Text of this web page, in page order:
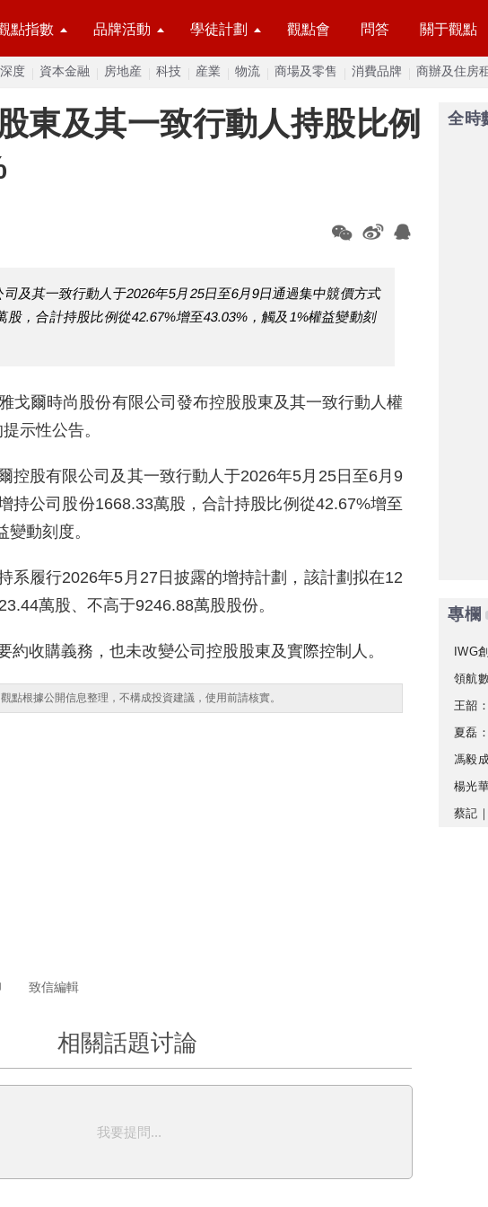
點指數 品牌活動 學徒計劃 觀點會 問答 關于觀點
深度 資本金融 房地産 科技 産業 物流 商場及零售 消費品牌 商辦及住房
東及其一致行動人持股比例
及其一致行動人于2026年5月25日至6月9日通過集中競價方式
股，合計持股比例從42.67%增至43.03%，觸及1%權益變動刻
戈爾時尚股份有限公司發布控股股東及其一致行動人權
示性公告。
控股有限公司及其一致行動人于2026年5月25日至6月9
持公司股份1668.33萬股，合計持股比例從42.67%增至
動刻度。
系履行2026年5月27日披露的增持計劃，該計劃拟在12
萬股、不高于9246.88萬股股份。
約收購義務，也未改變公司控股股東及實際控制人。
點根據公開信息整理，不構成投資建議，使用前請核實。
致信編輯
相關話題讨論
我要提問...
全時
專欄
IWG
領航
王韶
夏磊
馮毅
楊光
蔡記